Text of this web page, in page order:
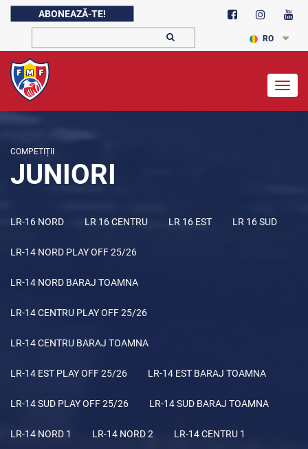
ABONEAZĂ-TE!
RO
COMPETIȚII
JUNIORI
LR-16 NORD LR 16 CENTRU LR 16 EST LR 16 SUD
LR-14 NORD PLAY OFF 25/26
LR-14 NORD BARAJ TOAMNA
LR-14 CENTRU PLAY OFF 25/26
LR-14 CENTRU BARAJ TOAMNA
LR-14 EST PLAY OFF 25/26 LR-14 EST BARAJ TOAMNA
LR-14 SUD PLAY OFF 25/26 LR-14 SUD BARAJ TOAMNA
LR-14 NORD 1 LR-14 NORD 2 LR-14 CENTRU 1